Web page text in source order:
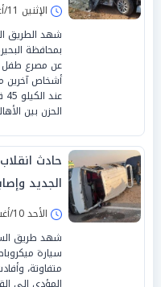
الإثنين 11/أغسطس/2025 - 05:31 م
شهد الطريق
بمحافظة
أشخاص آخرين
الحزن بين
حادث
الجديد وإصابة 12
الأحد 10/أغسطس/2025 - 07:46 م
شهد طريق
متفاوتة،